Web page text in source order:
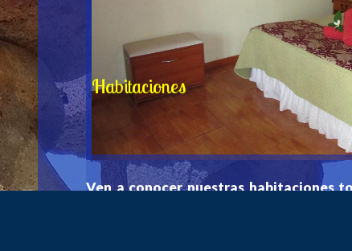
Habitaciones
Ven a conocer nuestras habitaciones